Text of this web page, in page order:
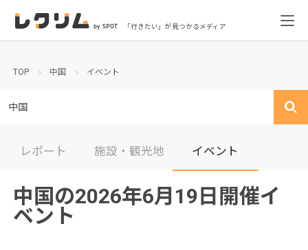
「行きたい」が見つかるメディア
TOP 中国 イベント
中国
レポート 施設・観光地 イベント
中国の2026年6月19日開催イ
ベント